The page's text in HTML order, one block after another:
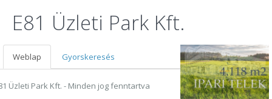
E81 Üzleti Park Kft.
Weblap Gyorskeresés
Üzleti Park Kft. - Minden jog fenntartva